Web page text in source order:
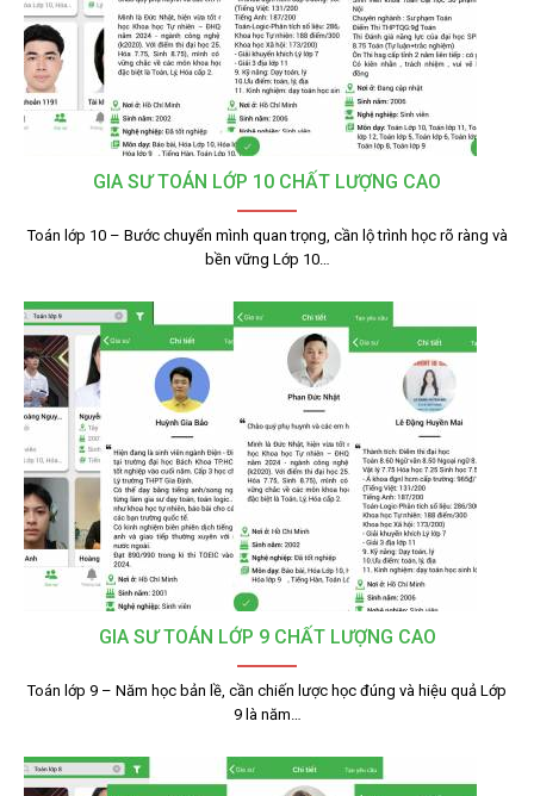
GIA SƯ TOÁN LỚP 10 CHẤT LƯỢNG CAO
Toán lớp 10 – Bước chuyển mình quan trọng, cần lộ trình học rõ ràng và
bền vững Lớp 10…
GIA SƯ TOÁN LỚP 9 CHẤT LƯỢNG CAO
Toán lớp 9 – Năm học bản lề, cần chiến lược học đúng và hiệu quả Lớp
9 là năm…